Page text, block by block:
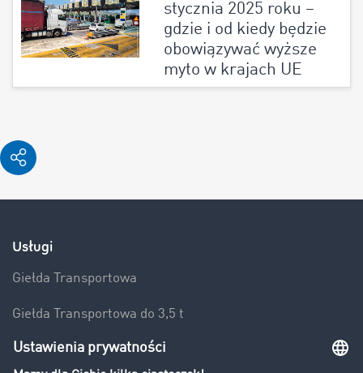
stycznia 2025 roku –
gdzie i od kiedy będzie
obowiązywać wyższe
myto w krajach UE
Usługi
Giełda Transportowa
Giełda Transportowa do 3,5 t
Frachty